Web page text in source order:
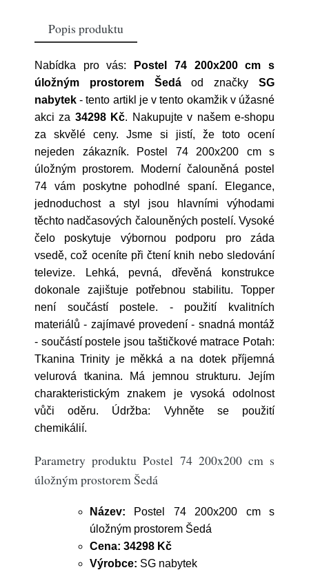
Popis produktu
Nabídka pro vás:
Postel 74 200x200 cm s
úložným prostorem Šedáod značkySG
nabytek - tento artikl je v tento okamžik v úžasné
akci za 34298 Kč. Nakupujte v našem e-shopu
za skvělé ceny. Jsme si jistí, že toto ocení
nejeden zákazník. Postel 74 200x200 cm s
úložným prostorem. Moderní čalouněná postel
74 vám poskytne pohodlné spaní. Elegance,
jednoduchost a styl jsou hlavními výhodami
těchto nadčasových čalouněných postelí. Vysoké
čelo poskytuje výbornou podporu pro záda
vsedě, což oceníte při čtení knih nebo sledování
televize. Lehká, pevná, dřevěná konstrukce
dokonale zajištuje potřebnou stabilitu. Topper
není součástí postele. - použití kvalitních
materiálů - zajímavé provedení - snadná montáž
- součástí postele jsou taštičkové matrace Potah:
Tkanina Trinity je měkká a na dotek příjemná
velurová tkanina. Má jemnou strukturu. Jejím
charakteristickým znakem je vysoká odolnost
vůči oděru. Údržba: Vyhněte se použití
chemikálií.
Parametry produktu Postel 74 200x200 cm s
úložným prostorem Šedá
Název: Postel 74 200x200 cm s
úložným prostorem Šedá
Cena: 34298 Kč
Výrobce: SG nabytek